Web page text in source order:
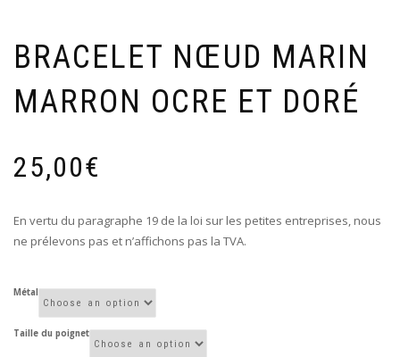
BRACELET NŒUD MARIN
MARRON OCRE ET DORÉ
25,00€
En vertu du paragraphe 19 de la loi sur les petites entreprises, nous
ne prélevons pas et n’affichons pas la TVA.
Métal
Taille du poignet